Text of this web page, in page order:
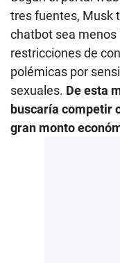
tres fuentes, Musk
chatbot sea menos
restricciones de
polémicas por
sexuales. De esta
buscaría competir
gran monto